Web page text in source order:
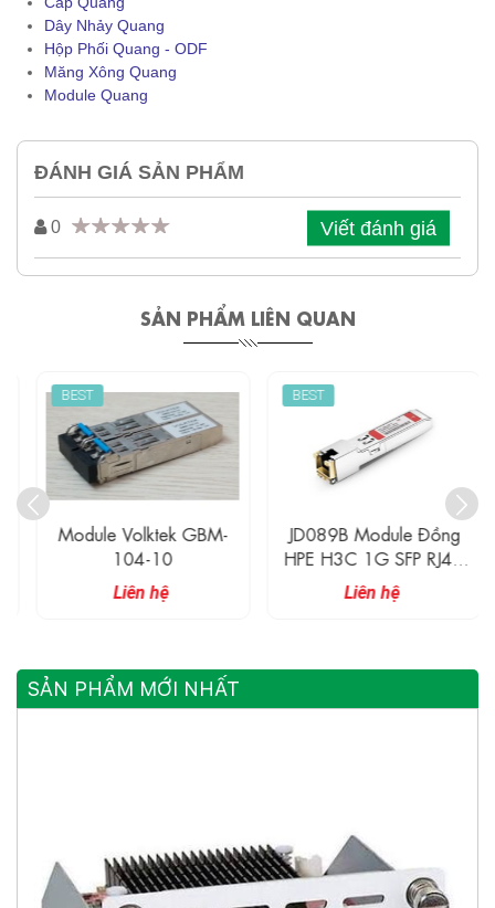
Dây Nhảy Quang
Hộp Phối Quang - ODF
Măng Xông Quang
Module Quang
ĐÁNH GIÁ SẢN PHẨM
0 Viết đánh giá
SẢN PHẨM LIÊN QUAN
BEST
Module Volktek GBM-
104-10
Liên hệ
BEST
JD089B Module Đồng
HPE H3C 1G SFP RJ45
Transceiver 100M
Liên hệ
SẢN PHẨM MỚI NHẤT